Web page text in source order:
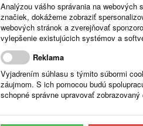
Analýzou vášho správania na webových
značiek, dokážeme zobraziť
webových stránok a zverejňovať
vylepšenie existujúcich systémov a
Reklama
Vyjadrením súhlasu s týmito súbormi
záujmom. S ich pomocou budú
schopné správne upravovať